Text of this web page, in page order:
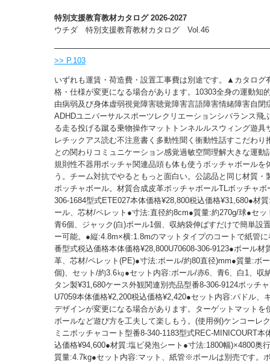
特別支援教育教材カタログ 2026-2027
ウチダ 特別支援教育教材カタログ Vol.46
>> P.103
いずれも運賃・荷造費・設置工事費は別途です。▲カタログ
格・仕様が変更になる場合があります。10303全身の運動知
由病弱及び身体虚弱視覚障害聴覚障害言語障害情緒障害自閉
ADHDユニバーサルスポーツレクリエーションシバランス飛
る走る投げる蹴る乗物操作マットトンネルルスウィング遊具
レチックアス読む不注意書く多動性聞く衝動性話すこだわり
との関わりコミュニケーション感覚過敏空間理解大きな運動
規則性不器用ボッチャ関連品頭も体も使うボッチャボールを
う。チーム対抗でやるともっと面白い。公認品と同じ材質・
ボッチャボール。材質合成皮革ボッチャボールTLボッチャボ
306-1684型式ETE027本体価格¥28,800税込価格¥31,680●材
ール、芯材/ペレット●寸法:直径約8cm●質量:約270g/球●セッ
青6個、ジャック(白)ボール1個、収納袋伸ばすだけで簡単設
ー可能。●縦:4.8m×横:1.8mのマットタイプのコートで紙管
番型式税込価格本体価格¥28,800U70608-306-9123●ボール材
革、芯材/ペレット(PE)●寸法:ボール/約80直径)mm●質量:ボ
個)、セット/約3.6㎏●セット内容:ボール/赤6、青6、白1、収
タン製¥31,680ケース外観関連別売品型番8-306-9124ボッチ
U7059本体価格¥2,200税込価格¥2,420●セット内容:パドル、
デザインが変更になる場合があります。ターゲットマットを
ボールなど遊び方を工夫して楽しもう。(使用例)ケンコーレ
ミニボッチャコート型番8-340-1183型式REC-MINICOURT本
込価格¥94,600●材質:塩ビ発泡シート●寸法:1800幅)×4800奥
質量:4.7kg●セット内容:マット、紙管※ボールは別売です。